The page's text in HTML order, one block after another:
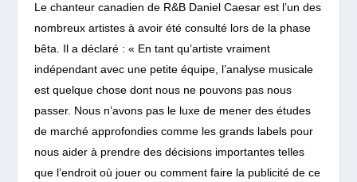
Le chanteur canadien de R&B Daniel Caesar est l’un des
nombreux artistes à avoir été consulté lors de la phase
bêta. Il a déclaré : « En tant qu’artiste vraiment
indépendant avec une petite équipe, l’analyse musicale
est quelque chose dont nous ne pouvons pas nous
passer. Nous n’avons pas le luxe de mener des études
de marché approfondies comme les grands labels pour
nous aider à prendre des décisions importantes telles
que l’endroit où jouer ou comment faire la publicité de ce